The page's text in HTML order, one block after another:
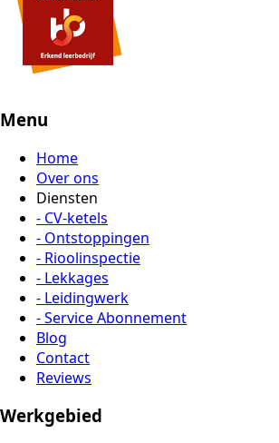
Menu
Home
Over ons
Diensten
- CV-ketels
- Ontstoppingen
- Rioolinspectie
- Lekkages
- Leidingwerk
- Service Abonnement
Blog
Contact
Reviews
Werkgebied